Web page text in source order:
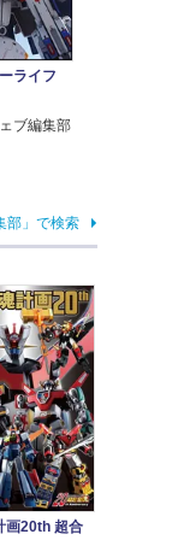
ライフ
ブ編集部
部」で検索
画20th 超合